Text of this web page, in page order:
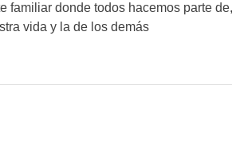
familiar donde todos hacemos parte
vida y la de los demás